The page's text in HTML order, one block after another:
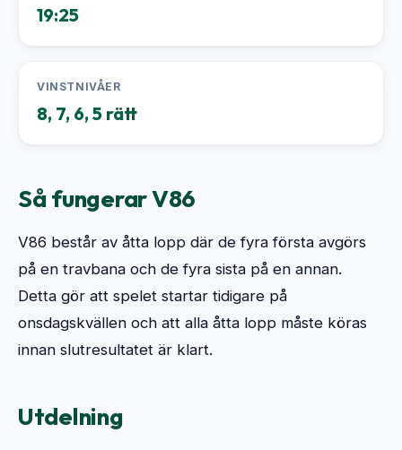
19:25
VINSTNIVÅER
8, 7, 6, 5 rätt
Så fungerar V86
V86 består av åtta lopp där de fyra första avgörs
på en travbana och de fyra sista på en annan.
Detta gör att spelet startar tidigare på
onsdagskvällen och att alla åtta lopp måste köras
innan slutresultatet är klart.
Utdelning